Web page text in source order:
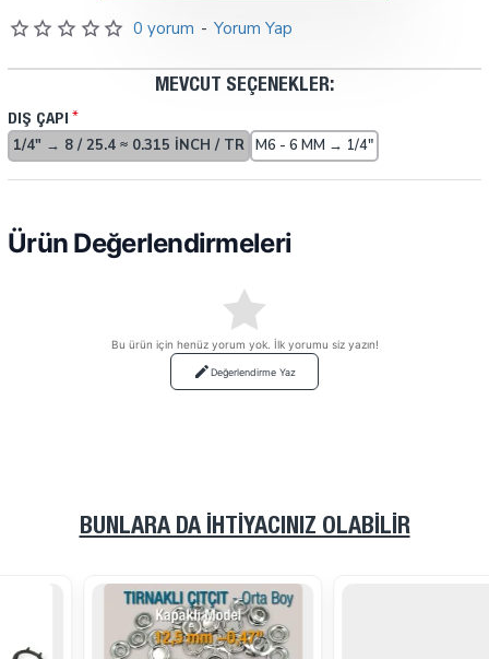
0 yorum - Yorum Yap
MEVCUT SEÇENEKLER:
DIŞ ÇAPI
1/4" → 8 / 25.4 ≈ 0.315 INCH / TR M6 - 6 MM → 1/4"
Ürün Değerlendirmeleri
Bu ürün için henüz yorum yok. İlk yorumu siz yazın!
Değerlendirme Yaz
BUNLARA DA İHTIYACINIZ OLABILIR